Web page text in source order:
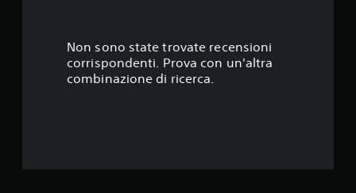
l
Non sono state trovate recensioni
corrispondenti. Prova con un'altra
combinazione di ricerca.